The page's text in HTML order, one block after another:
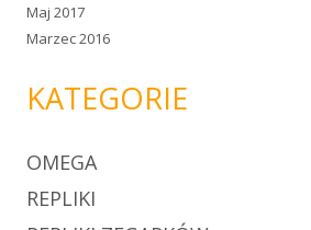
Maj 2017
Marzec 2016
KATEGORIE
OMEGA
REPLIKI